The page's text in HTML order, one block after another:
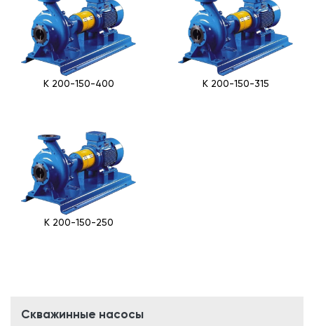
К 200-150-400 К 200-150-315
К 200-150-250
Скважинные насосы